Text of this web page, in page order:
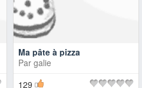
Ma pâte à pizza
Par galie
129